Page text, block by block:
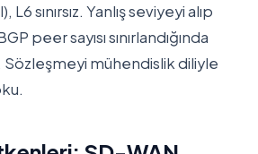
sınırsız. Yanlış seviyeyi alıp
peer sayısı sınırlandığında
mühendislik diliyle